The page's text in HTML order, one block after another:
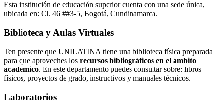
Esta institución de educación superior cuenta con una sede única,
ubicada en: Cl. 46 ##3-5, Bogotá, Cundinamarca.
Biblioteca y Aulas Virtuales
Ten presente que UNILATINA tiene una biblioteca física preparada
para que aproveches los recursos bibliográficos en el ámbito
académico. En este departamento puedes consultar sobre: libros
físicos, proyectos de grado, instructivos y manuales técnicos.
Laboratorios